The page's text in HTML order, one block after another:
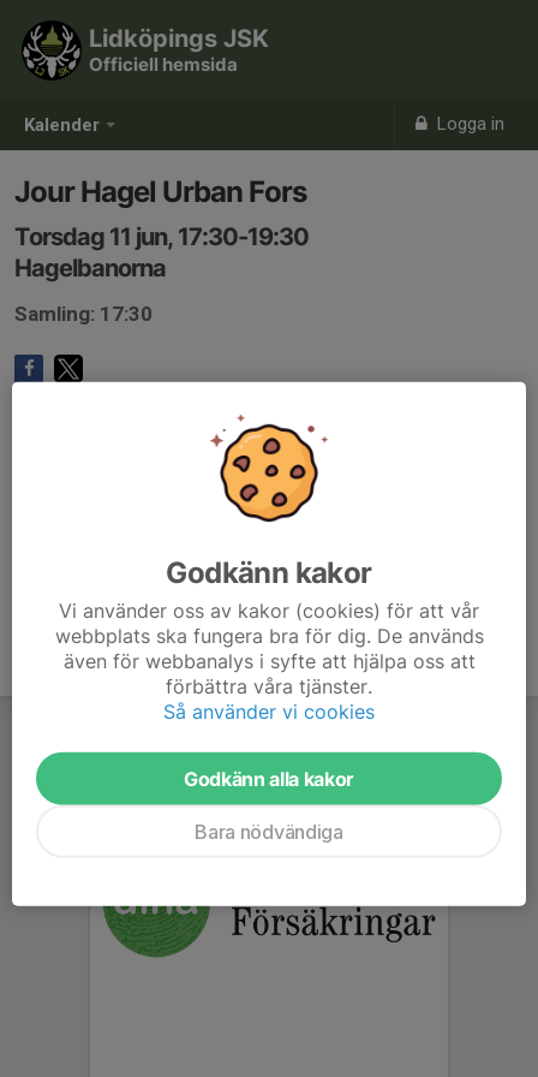
Kalender Logga in
Lidköpings JSK
Officiell hemsida
Jour Hagel Urban Fors
Torsdag 11 jun, 17:30-19:30
Hagelbanorna
Samling: 17:30
Godkänn kakor
Vi använder oss av kakor (cookies) för att vår
webbplats ska fungera bra för dig. De används
även för webbanalys i syfte att hjälpa oss att
förbättra våra tjänster.
Så använder vi cookies
Godkänn alla kakor
Bara nödvändiga